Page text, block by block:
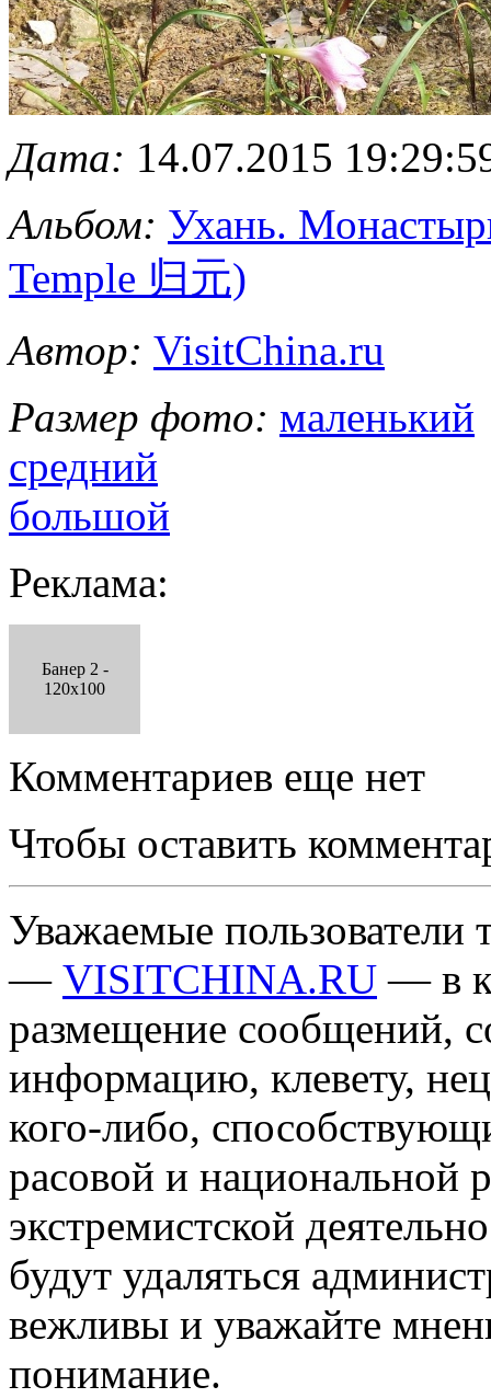
Дата: 14.07.2015
Альбом: Ухань.
Temple 归元)
Автор: VisitChina.ru
Размер фото: маленький
средний
большой
Реклама:
Банер 2 -
120x100
Комментариев еще нет
Чтобы оставить
Уважаемые пользователи
— VISITCHINA.RU — в
размещение сообщений,
информацию, клевету,
кого-либо,
расовой и национальной
экстремистской
будут удаляться
вежливы и уважайте
понимание.